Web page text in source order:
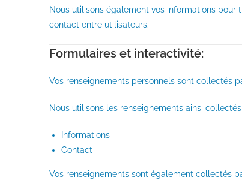
Nous utilisons également vos informations
contact entre utilisateurs.
Formulaires et interactivité:
Vos renseignements personnels sont collectés
Nous utilisons les renseignements ainsi
Informations
Contact
Vos renseignements sont également collectés